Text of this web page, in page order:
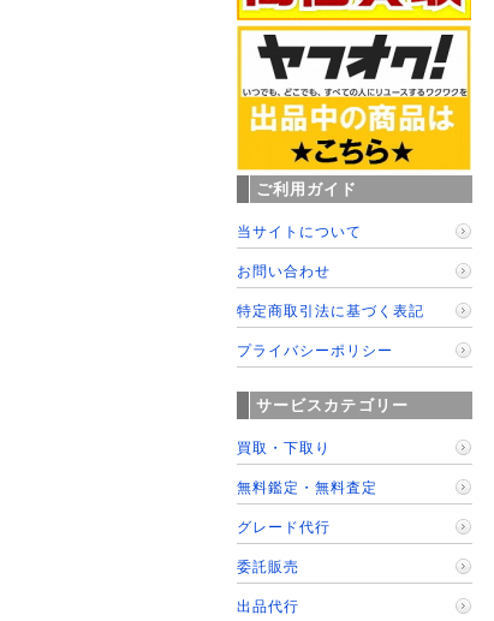
ご利用ガイド
当サイトについて
お問い合わせ
特定商取引法に基づく表記
プライバシーポリシー
サービスカテゴリー
買取・下取り
無料鑑定・無料査定
グレード代行
委託販売
出品代行